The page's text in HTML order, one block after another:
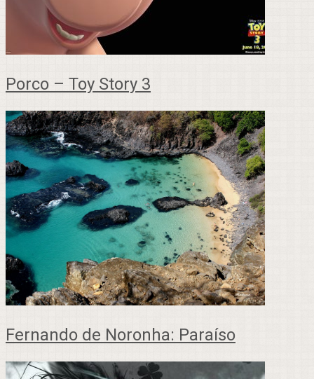
Porco – Toy Story 3
Fernando de Noronha: Paraíso